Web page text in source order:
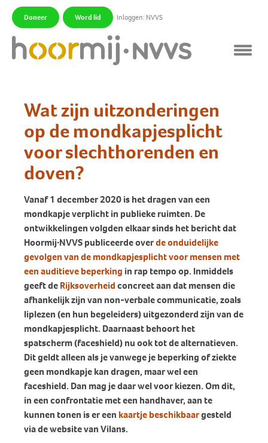
Doneer Word lid Inloggen: NVVS
Wat zijn uitzonderingen
op de mondkapjesplicht
voor slechthorenden en
doven?
Vanaf 1 december 2020 is het dragen van een
mondkapje verplicht in publieke ruimten. De
ontwikkelingen volgden elkaar sinds het bericht dat
Hoormij∙NVVS publiceerde overde onduidelijke
gevolgen van de mondkapjesplicht voor mensen met
een auditieve beperking in rap tempo op. Inmiddels
geeft deRijksoverheidconcreet aan dat mensen die
afhankelijk zijn van non-verbale communicatie, zoals
liplezen (en hun begeleiders) uitgezonderd zijn van de
mondkapjesplicht. Daarnaast behoort het
spatscherm (faceshield) nu ook tot de alternatieven.
Dit geldt alleen als je vanwege je beperking of ziekte
geen mondkapje kan dragen, maar wel een
faceshield. Dan mag je daar wel voor kiezen. Om dit,
in een confrontatie met een handhaver, aan te
kunnen tonen is er een kaartje beschikbaargesteld
via de website van Vilans.